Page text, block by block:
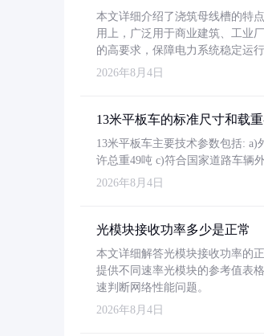
本文详细介绍了浇筑母线槽的特
用上，广泛用于商业建筑、工业
的高要求，保障电力系统稳定运行
2026年8月4日
13米平板车的标准尺寸和载
13米平板车主要技术参数包括: a)
许总重49吨 c)符合国家道路车辆
2026年8月4日
光模块接收功率多少是正常
本文详细解答光模块接收功率的
提供不同速率光模块的参考值表
速判断网络性能问题。
2026年8月4日